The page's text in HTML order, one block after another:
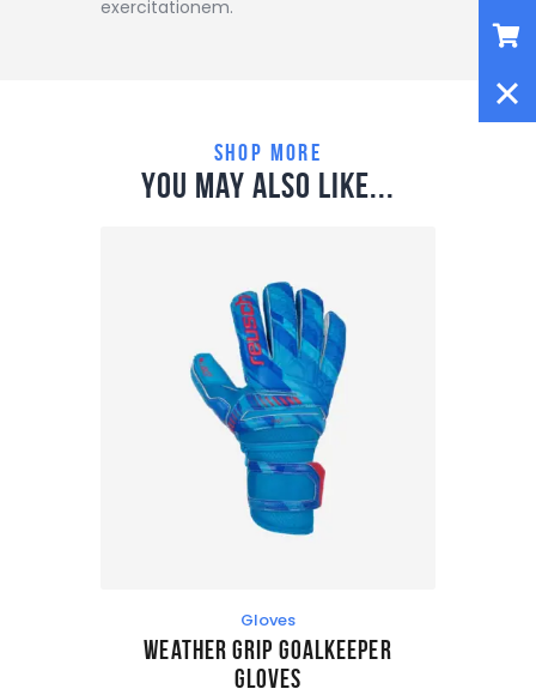
exercitationem.
shop more
you may also like...
Gloves
Weather Grip Goalkeeper
Gloves